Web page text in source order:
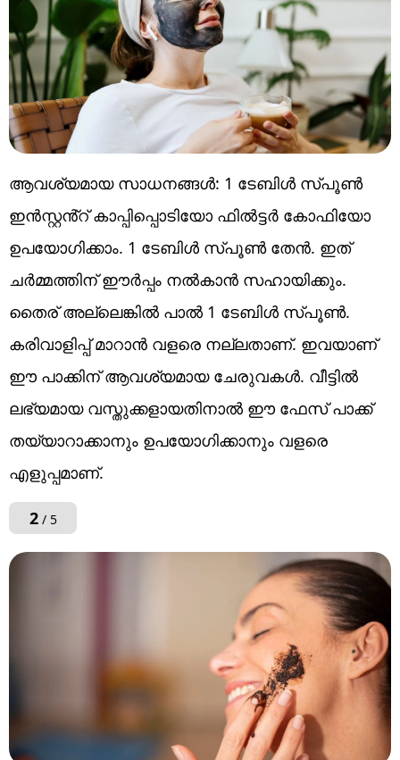
ആവശ്യമായ സാധനങ്ങൾ: 1 ടേബിൾ സ്പൂൺ
ഇൻസ്റ്റൻ്റ് കാപ്പിപ്പൊടിയോ ഫിൽട്ടർ കോഫിയോ
ഉപയോഗിക്കാം. 1 ടേബിൾ സ്പൂൺ തേൻ. ഇത്
ചർമ്മത്തിന് ഈർപ്പം നൽകാൻ സഹായിക്കും.
തൈര് അല്ലെങ്കിൽ പാൽ 1 ടേബിൾ സ്പൂൺ.
കരിവാളിപ്പ് മാറാൻ വളരെ നല്ലതാണ്. ഇവയാണ്
ഈ പാക്കിന് ആവശ്യമായ ചേരുവകൾ. വീട്ടിൽ
ലഭ്യമായ വസ്തുക്കളായതിനാൽ ഈ ഫേസ് പാക്ക്
തയ്യാറാക്കാനും ഉപയോഗിക്കാനും വളരെ
എളുപ്പമാണ്.
2/ 5